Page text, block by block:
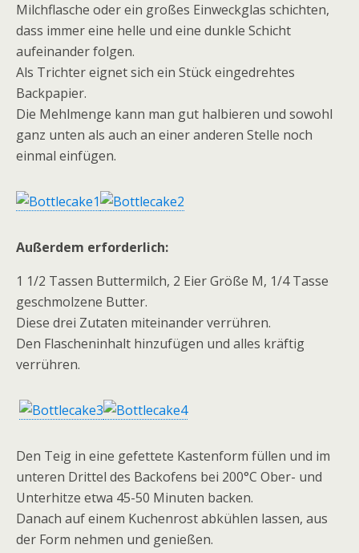
Milchflasche oder ein großes Einweckglas schichten,
dass immer eine helle und eine dunkle Schicht
aufeinander folgen.
Als Trichter eignet sich ein Stück eingedrehtes
Backpapier.
Die Mehlmenge kann man gut halbieren und sowohl
ganz unten als auch an einer anderen Stelle noch
einmal einfügen.
Außerdem erforderlich:
1 1/2 Tassen Buttermilch, 2 Eier Größe M, 1/4 Tasse
geschmolzene Butter.
Diese drei Zutaten miteinander verrühren.
Den Flascheninhalt hinzufügen und alles kräftig
verrühren.
Den Teig in eine gefettete Kastenform füllen und im
unteren Drittel des Backofens bei 200°C Ober- und
Unterhitze etwa 45-50 Minuten backen.
Danach auf einem Kuchenrost abkühlen lassen, aus
der Form nehmen und genießen.